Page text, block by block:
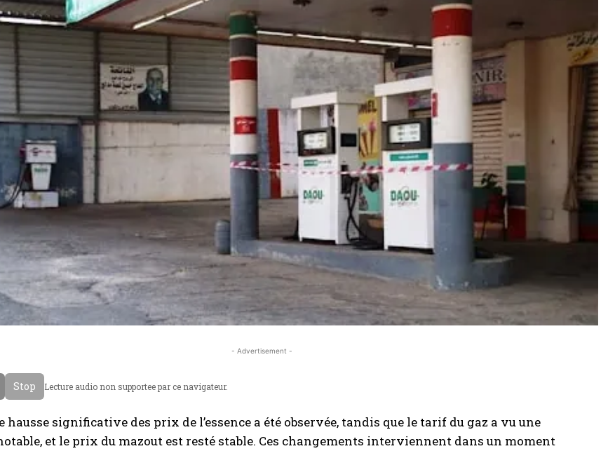
- Advertisement -
Stop Lecture audio non supportee par ce navigateur.
hausse significative des prix de l’essence a été observée, tandis que le tarif du gaz a vu une
et le prix du mazout est resté stable. Ces changements interviennent dans un moment